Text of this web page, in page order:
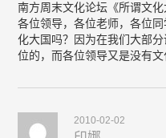
南方周末文化论坛《所谓文
各位领导，各位老师，各位
化大国吗？因为在我们大部
位的，而各位领导又是没有文
2010-02-02